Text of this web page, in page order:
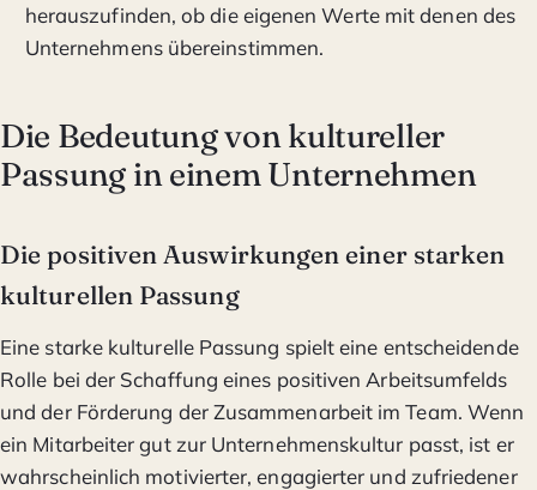
herauszufinden, ob die eigenen Werte mit denen des
Unternehmens übereinstimmen.
Die Bedeutung von kultureller
Passung in einem Unternehmen
Die positiven Auswirkungen einer starken
kulturellen Passung
Eine starke kulturelle Passung spielt eine entscheidende
Rolle bei der Schaffung eines positiven Arbeitsumfelds
und der Förderung der Zusammenarbeit im Team. Wenn
ein Mitarbeiter gut zur Unternehmenskultur passt, ist er
wahrscheinlich motivierter, engagierter und zufriedener